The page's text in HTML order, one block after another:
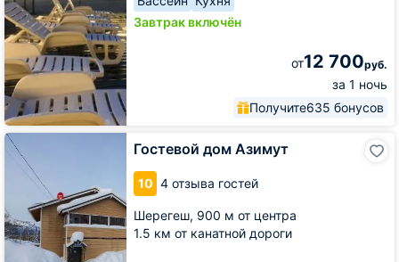
Завтрак включён
от12 700руб.
за 1 ночь
Получите635 бонусов
Гостевой дом Азимут
10 4 отзыва гостей
Шерегеш, 900 м от центра
1.5 км от канатной дороги
Гостевой
дом
Азимут